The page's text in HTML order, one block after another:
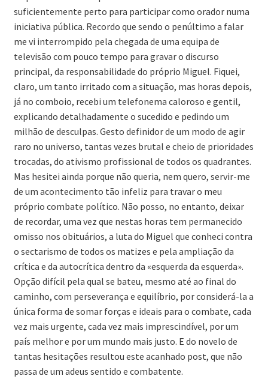
suficientemente perto para participar como orador numa
iniciativa pública. Recordo que sendo o penúltimo a falar
me vi interrompido pela chegada de uma equipa de
televisão com pouco tempo para gravar o discurso
principal, da responsabilidade do próprio Miguel. Fiquei,
claro, um tanto irritado com a situação, mas horas depois,
já no comboio, recebi um telefonema caloroso e gentil,
explicando detalhadamente o sucedido e pedindo um
milhão de desculpas. Gesto definidor de um modo de agir
raro no universo, tantas vezes brutal e cheio de prioridades
trocadas, do ativismo profissional de todos os quadrantes.
Mas hesitei ainda porque não queria, nem quero, servir-me
de um acontecimento tão infeliz para travar o meu
próprio combate político. Não posso, no entanto, deixar
de recordar, uma vez que nestas horas tem permanecido
omisso nos obituários, a luta do Miguel que conheci contra
o sectarismo de todos os matizes e pela ampliação da
crítica e da autocrítica dentro da «esquerda da esquerda».
Opção difícil pela qual se bateu, mesmo até ao final do
caminho, com perseverança e equilíbrio, por considerá-la a
única forma de somar forças e ideais para o combate, cada
vez mais urgente, cada vez mais imprescindível, por um
país melhor e por um mundo mais justo. E do novelo de
tantas hesitações resultou este acanhado post, que não
passa de um adeus sentido e combatente.